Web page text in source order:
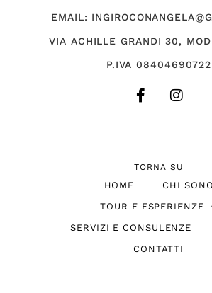
EMAIL:
VIA ACHILLE GRANDI 30,
P.IVA 08404690722
TORNA SU
HOME
CHI SONO
TOUR E ESPERIENZE
SERVIZI E CONSULENZE
CONTATTI